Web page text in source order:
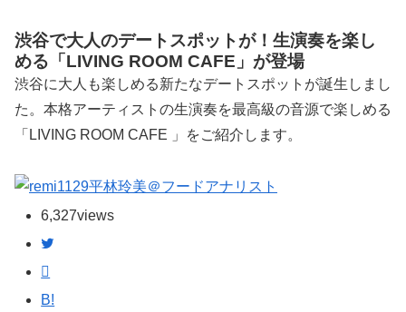
渋谷で大人のデートスポットが！生演奏を楽し
める「LIVING ROOM CAFE」が登場
渋谷に大人も楽しめる新たなデートスポットが誕生しまし
た。本格アーティストの生演奏を最高級の音源で楽しめる
「LIVING ROOM CAFE 」をご紹介します。
平林玲美＠フードアナリスト
6,327views
B!